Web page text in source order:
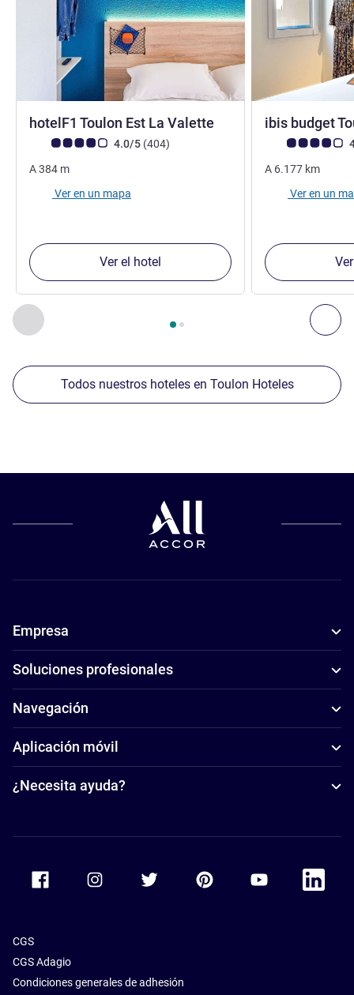
Anterior - Nuestros establecimientos cercanos
Página , Nuestros establecimientos cercanos 1 :,
hotelF1 Toulon Est La Valette 1 estrella
Nota de clientes de Avis (Clasificación de ALL)
4.0/5 (404opiniones
)
A384 m
Ver en un mapa
Ver el hotel
ibis budget
Nota de clientes
A 6.177 km
Ver en un
Todos nuestros hoteles en Toulon Hoteles
Empresa
Soluciones profesionales
Navegación
Aplicación móvil
¿Necesita ayuda?
Accor Facebook Accor TwitterAccor PinterestAccor Youtube
Accor
CGS
CGS Adagio
Condiciones generales de adhesión